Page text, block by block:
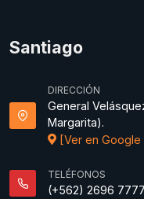
Santiago
DIRECCIÓN
General
Margarita).
[Ver en Google
TELÉFONOS
(+562) 2696 7777